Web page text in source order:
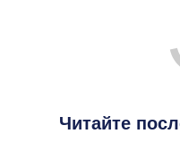
Читайте